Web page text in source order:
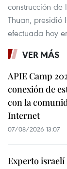
construcción
Thuan, presidió
efectuada hoy
VER MÁS
APIE Camp
conexión de
con la
Internet
07/08/2026 13:07
Experto israelí